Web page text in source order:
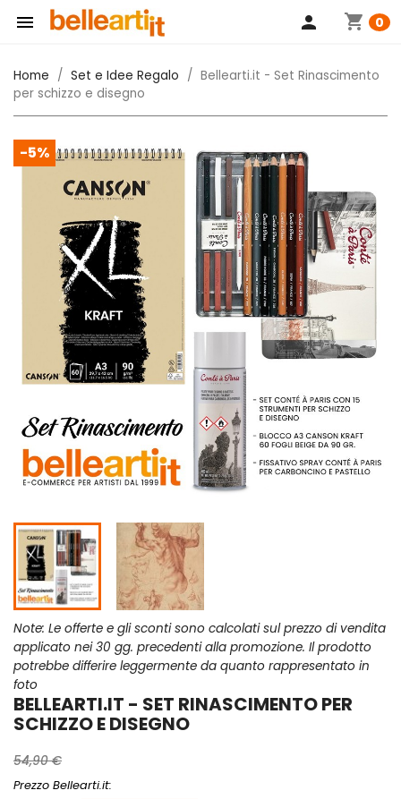
 shopping_cart 0
person
Home Set e Idee Regalo
Bellearti.it - Set Rinascimento
per schizzo e disegno
-5%
Note: Le offerte e gli sconti sono calcolati sul prezzo di vendita
applicato nei 30 gg. precedenti alla promozione. Il prodotto
potrebbe differire leggermente da quanto rappresentato in
foto
BELLEARTI.IT - SET RINASCIMENTO PER
SCHIZZO E DISEGNO
54,90 €
Prezzo Bellearti.it: